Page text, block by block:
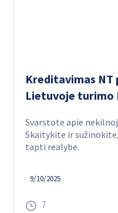
Kreditavimas NT
Lietuvoje turimo
Svarstote apie
Skaitykite ir
tapti realybe.
9/10/2025
7